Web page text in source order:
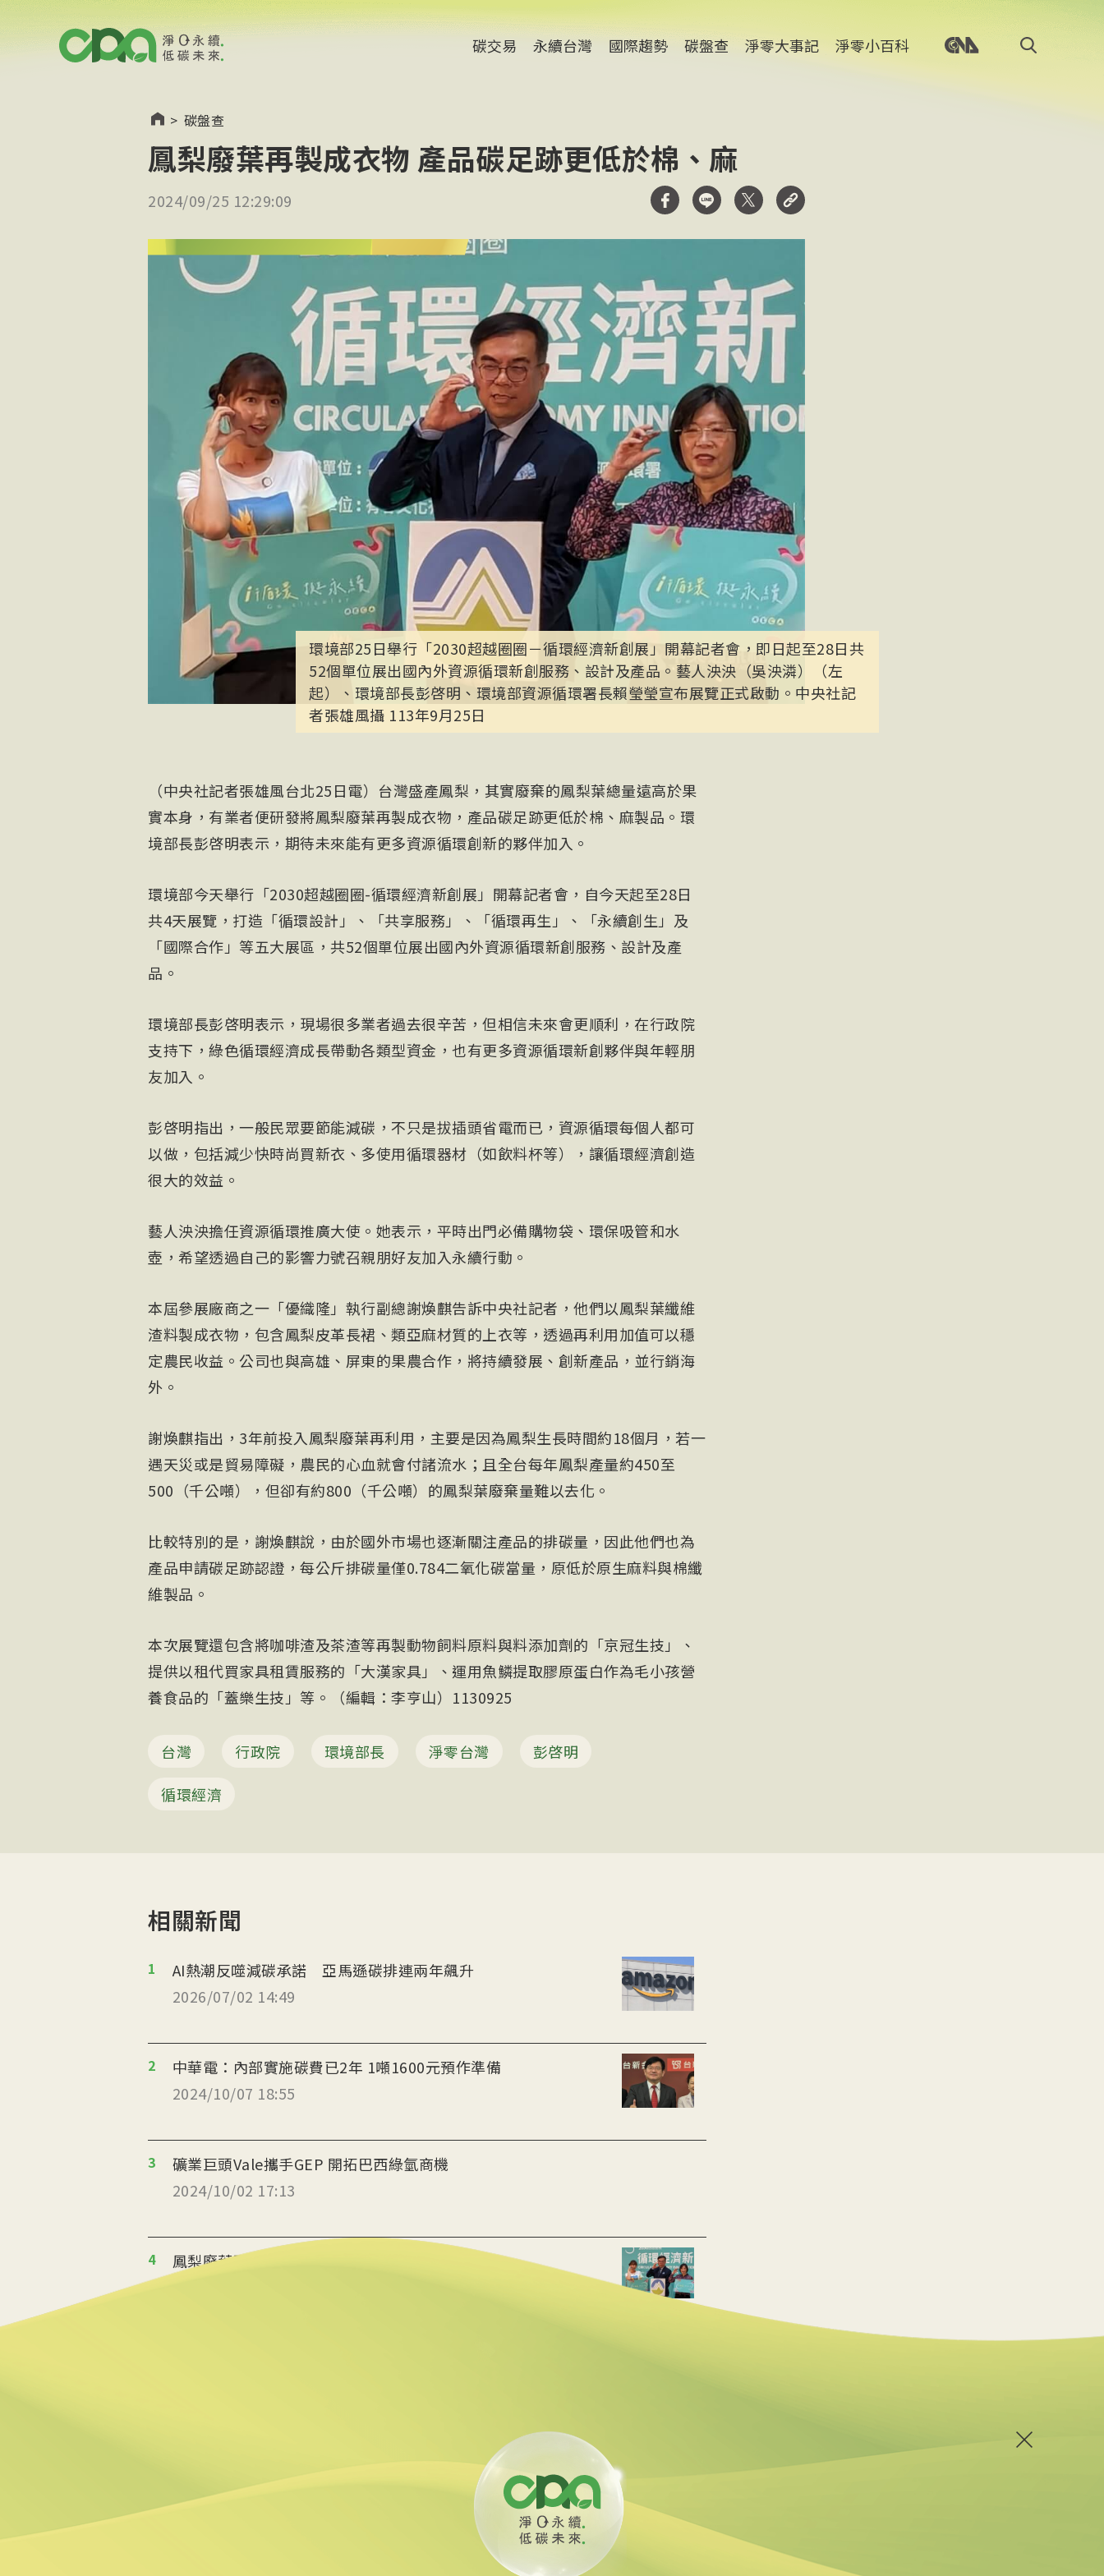
碳交易 永續台灣 國際趨勢 碳盤查 淨零大事記 淨零小百科
> 碳盤查
鳳梨廢葉再製成衣物 產品碳足跡更低於棉、麻
2024/09/25 12:29:09
環境部25日舉行「2030超越圈圈－循環經濟新創展」開幕記者會，即日起至28日共
52個單位展出國內外資源循環新創服務、設計及產品。藝人泱泱（吳泱潾）（左
起）、環境部長彭啓明、環境部資源循環署長賴瑩瑩宣布展覽正式啟動。中央社記
者張雄風攝 113年9月25日
（中央社記者張雄風台北25日電）台灣盛產鳳梨，其實廢棄的鳳梨葉總量遠高於果
實本身，有業者便研發將鳳梨廢葉再製成衣物，產品碳足跡更低於棉、麻製品。環
境部長彭啓明表示，期待未來能有更多資源循環創新的夥伴加入。
環境部今天舉行「2030超越圈圈-循環經濟新創展」開幕記者會，自今天起至28日
共4天展覽，打造「循環設計」、「共享服務」、「循環再生」、「永續創生」及
「國際合作」等五大展區，共52個單位展出國內外資源循環新創服務、設計及產
品。
環境部長彭啓明表示，現場很多業者過去很辛苦，但相信未來會更順利，在行政院
支持下，綠色循環經濟成長帶動各類型資金，也有更多資源循環新創夥伴與年輕朋
友加入。
彭啓明指出，一般民眾要節能減碳，不只是拔插頭省電而已，資源循環每個人都可
以做，包括減少快時尚買新衣、多使用循環器材（如飲料杯等），讓循環經濟創造
很大的效益。
藝人泱泱擔任資源循環推廣大使。她表示，平時出門必備購物袋、環保吸管和水
壺，希望透過自己的影響力號召親朋好友加入永續行動。
本屆參展廠商之一「優織隆」執行副總謝煥麒告訴中央社記者，他們以鳳梨葉纖維
渣料製成衣物，包含鳳梨皮革長裙、類亞麻材質的上衣等，透過再利用加值可以穩
定農民收益。公司也與高雄、屏東的果農合作，將持續發展、創新產品，並行銷海
外。
謝煥麒指出，3年前投入鳳梨廢葉再利用，主要是因為鳳梨生長時間約18個月，若一
遇天災或是貿易障礙，農民的心血就會付諸流水；且全台每年鳳梨產量約450至
500（千公噸），但卻有約800（千公噸）的鳳梨葉廢棄量難以去化。
比較特別的是，謝煥麒說，由於國外市場也逐漸關注產品的排碳量，因此他們也為
產品申請碳足跡認證，每公斤排碳量僅0.784二氧化碳當量，原低於原生麻料與棉纖
維製品。
本次展覽還包含將咖啡渣及茶渣等再製動物飼料原料與料添加劑的「京冠生技」、
提供以租代買家具租賃服務的「大漢家具」、運用魚鱗提取膠原蛋白作為毛小孩營
養食品的「蓋樂生技」等。（編輯：李亨山）1130925
台灣 行政院 環境部長 淨零台灣
彭啓明
循環經濟
相關新聞
1
AI熱潮反噬減碳承諾 亞馬遜碳排連兩年飆升
2026/07/02 14:49
2
中華電：內部實施碳費已2年 1噸1600元預作準備
2024/10/07 18:55
3
礦業巨頭Vale攜手GEP 開拓巴西綠氫商機
2024/10/02 17:13
4
2024/09/13 14:27